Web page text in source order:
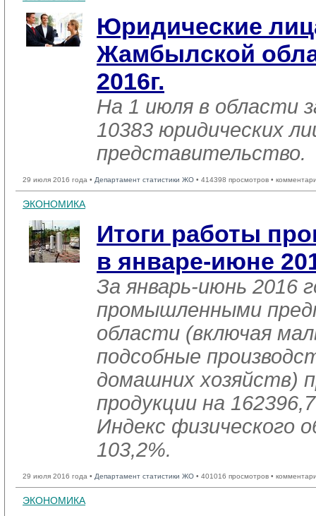
Юридические
Жамбылской
2016г.
На 1 июля в области
10383 юридических
представительство.
29 июля 2016 года • Департамент статистики ЖО • 414398 просмотров •
ЭКОНОМИКА
Итоги работы
в январе-июне
За январь-июнь 2016
промышленными
области (включая
подсобные
домашних хозяйств)
продукции на
Индекс физического
103,2%.
29 июля 2016 года • Департамент статистики ЖО • 401016 просмотров •
ЭКОНОМИКА